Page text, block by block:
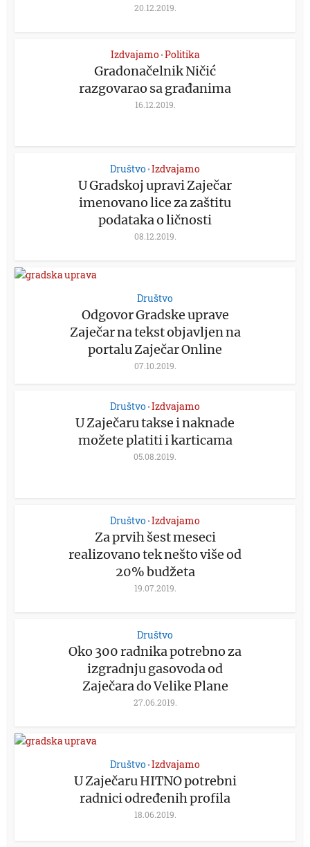
20.12.2019.
Izdvajamo •Politika
Gradonačelnik Ničić
razgovarao sa građanima
16.12.2019.
Društvo•Izdvajamo
U Gradskoj upravi Zaječar
imenovano lice za zaštitu
podataka o ličnosti
08.12.2019.
Društvo
Odgovor Gradske uprave
Zaječar na tekst objavljen na
portalu Zaječar Online
07.10.2019.
Društvo•Izdvajamo
U Zaječaru takse i naknade
možete platiti i karticama
05.08.2019.
Društvo•Izdvajamo
Za prvih šest meseci
realizovano tek nešto više od
20% budžeta
19.07.2019.
Društvo
Oko 300 radnika potrebno za
izgradnju gasovoda od
Zaječara do Velike Plane
27.06.2019.
Društvo•Izdvajamo
U Zaječaru HITNO potrebni
radnici određenih profila
18.06.2019.